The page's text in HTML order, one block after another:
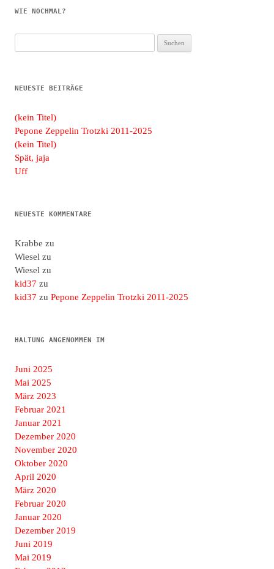
WIE NOCHMAL?
nach:
NEUESTE BEITRÄGE
(kein Titel)
Pepone Zeppelin Trotzki 2011-2025
(kein Titel)
Spät, jaja
Uff
NEUESTE KOMMENTARE
Krabbe zu
Wiesel zu
Wiesel zu
kid37 zu
kid37 zu Pepone Zeppelin Trotzki 2011-2025
HALTUNG ANGENOMMEN IM
Juni 2025
Mai 2025
März 2023
Februar 2021
Januar 2021
Dezember 2020
November 2020
Oktober 2020
April 2020
März 2020
Februar 2020
Januar 2020
Dezember 2019
Juni 2019
Mai 2019